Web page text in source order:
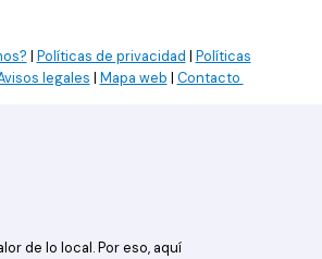
| Políticas de privacidad | Políticas
legales | Mapa web | Contacto
de lo local. Por eso, aquí